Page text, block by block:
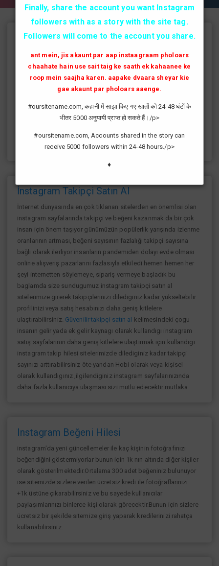
Instagram Takipçi Hilesi
instagram'da artık yüksek takipçi kasmak eskisi kadar zor değil
günümüzde bir çok kullanıcının yüksek takipçiye ulaşması ve
fenomen yolunda ilerlemesi daha da kolaylaşmıştır.instagram
fenomeni ne gibi fayda sağlar?öncelikle bir çok kişi meslek
sağlamaktadır.Sizlerde yüksek sayıda takipçiye ulaşmak
istiyorsanız sitemize giriş yaparak sizlere verilen ücretsiz
kredilerden her gün yararlanıp sayfanızı yüksek seviyelere
ulaştırabilirsiniz.
İnstagram Takipçi Satın Al
İnternet dünyasında en çok tıklanan sitelerden en önemlisi olan
instagram sayfalarında takipçi ve beğeni kazanmak da bir çok
insan için önem taşıyor günümüzün popülerlik yarışında izlenme
oranlarının artması, beğeni sayısının fazlalığı takipçi sayısına
bağlı olarak ilerliyor insanların pandemiden dolayı evde olması
online alışverış pazarlarını fazlasıyla etkiledi hemen hemen her
şeyi internetten söylemeye, sipariş vermeye başladık bu
baglamda size sundugumuz instagram takipçi satın al
sitelerimize girerek takipçilerinizi dilediginiz kadar yükseltebilir
profilinizi veya satış hesabınızı daha geniş kitlelere
ulaştırabilirsiniz. Güvenilir takipçi satın al
kelimesindeki çogu
insanın gelir yada ek gelir kaynagı olarak kullandıgı instagram
satış sayfalarının daha geniş kitlelere ulaştırmak için kullandıgı
instagram takip hilesi sitelerimizde dilediginiz kadar takipçi
sayınızı arttırabilirsiniz öte yandan Hobi olarak veya kişisel
olarak kullandıgınız ,ilgilendiginiz instagram sayfalarınızında
daha fazla kullanıcıya ulaşması sizi mutlu edecektir mutlaka.
Instagram Beğeni Hilesi
instagram'da yeni güncellemeler ile kaç kişinin fotoğrafınızı
beğendiğini göstermiyorlar bunun için 1k nın altında diğer kişiler
olarak gösterilmektedir.Ortalama 300 adet beğeniniz bulunuyor
ise sitemizde sizlere verilen ücretsiz kredi ile fotoğraflarınızı
+1k üstüne çıkarabilirsiniz ve bu sayede kullanıcılar
paylaşımlarınızı binlerce kişi olarak görecektir.Bunun için sizlere
ücretsiz bir şekilde sitemize giriş yaparak kredilerinizi rahatça
kullanabilirsiniz.
Finally, share the account you want Instagram
followers with as a story with the site tag.
Followers will come to the account you share.
ant mein, jis akaunt par aap instaagraam pholoars
chaahate hain use sait taig ke saath ek kahaanee ke
roop mein saajha karen. aapake dvaara sheyar kie
gae akaunt par pholoars aaenge.
#oursitename.com, कहानी में साझा किए गए खातों को 24-48 घंटों के
भीतर 5000 अनुयायी प्राप्त हो सकते हैं।/p>
#oursitename.com, Accounts shared in the story can
receive 5000 followers within 24-48 hours./p>
♦